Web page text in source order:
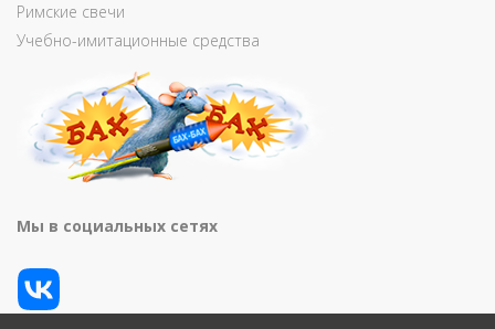
Римские свечи
Учебно-имитационные средства
Мы в социальных сетях